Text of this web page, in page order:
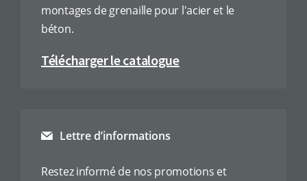
montages de grenaille pour l'acier et le
béton.
Télécharger le catalogue
Lettre d’informations
Restez informé de nos promotions et